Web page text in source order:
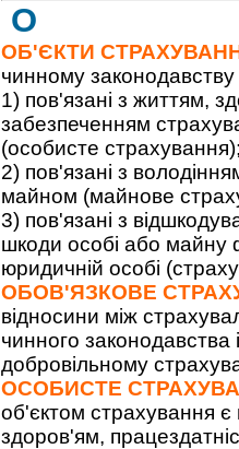
О
ОБ'ЄКТИ
чинному законодавству
1) пов'язані з життям,
забезпеченням
(особисте
2) пов'язані з
майном (майнове
3) пов'язані з
шкоди особі або майну
юридичній особі
ОБОВ'ЯЗКОВЕ
відносини між
чинного
добровільному
ОСОБИСТЕ
об'єктом страхування є
здоров'ям,